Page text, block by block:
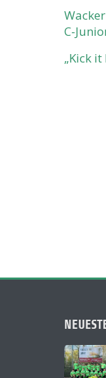
C-
„Kick